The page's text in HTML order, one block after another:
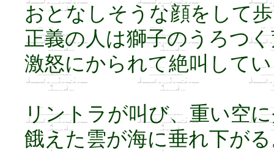
おとなしそうな顔をして
正義の人は獅子のうろつ
激怒にかられて絶叫して
リントラが叫び、重い空
餓えた雲が海に垂れ下が